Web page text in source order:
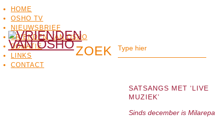
HOME
OSHO TV
NIEUWSBRIEF
VRIENDEN VAN OSHO
DONATIE
LINKS
CONTACT
SATSANGS MET ‘LIVE
MUZIEK’
Sinds december is Milarepa